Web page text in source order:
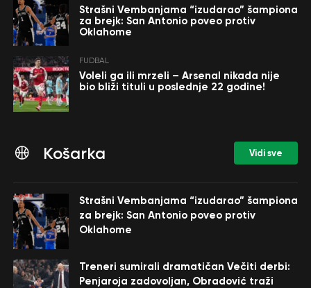
Strašni Vembanjama “izudarao” šampiona
za brejk: San Antonio poveo protiv
Oklahome
FUDBAL
Voleli ga ili mrzeli – Arsenal nikada nije
bio bliži tituli u poslednje 22 godine!
Košarka Vidi sve
Strašni Vembanjama “izudarao” šampiona
za brejk: San Antonio poveo protiv
Oklahome
Treneri sumirali dramatičan Večiti derbi:
Penjaroja zadovoljan, Obradović traži